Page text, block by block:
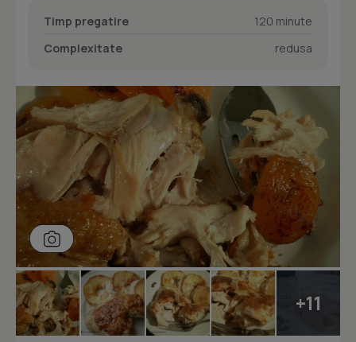
Timp pregatire
120 minute
Complexitate
redusa
+11